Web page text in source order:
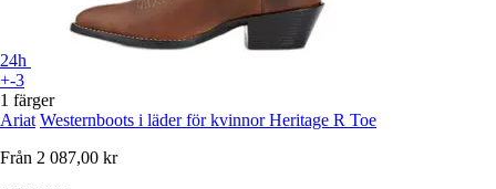
24h
+-3
1 färger
Ariat Westernboots i läder för kvinnor Heritage R Toe
Från 2 087,00 kr